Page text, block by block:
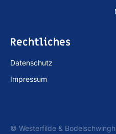
Rechtliches
Datenschutz
Impressum
© Westerfilde &